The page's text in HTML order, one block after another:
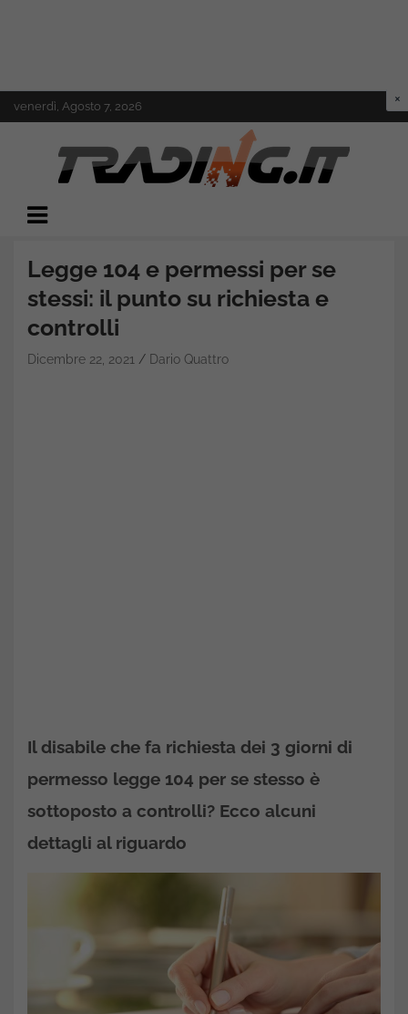
to
venerdì, Agosto 7, 2026
Trading.it
Legge 104 e permessi per se
stessi: il punto su richiesta e
controlli
Dicembre 22, 2021 Dario Quattro
Il disabile che fa richiesta dei 3 giorni di
permesso legge 104 per se stesso è
sottoposto a controlli? Ecco alcuni
dettagli al riguardo